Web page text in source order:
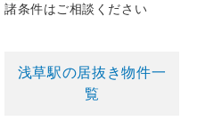
諸条件はご相談ください
浅草駅の居抜き物件一
覧